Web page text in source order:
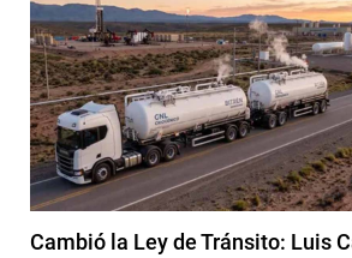
Cambió la Ley de Tránsito: Luis